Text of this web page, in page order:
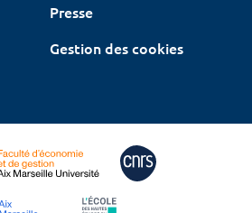
Presse
Gestion des cookies